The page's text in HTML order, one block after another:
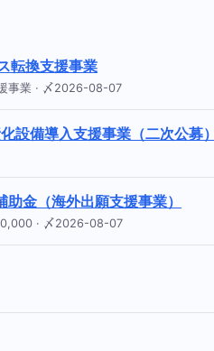
転換支援事業
事業 · 〆2026-08-07
設備導入支援事業（二次公募）
金（海外出願支援事業）
· 〆2026-08-07